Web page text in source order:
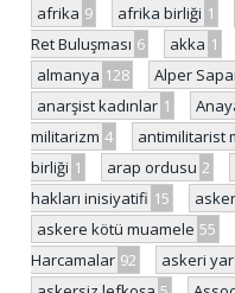
afrika 9 afrika birliği 1
Ret Buluşması 6 akka 1
almanya 128 Alper
anarşist kadınlar 1
militarizm 4 antimilitarist
birliği 1 arap ordusu 2
hakları inisiyatifi 15
askere kötü muamele 55
Harcamalar 92 askeri